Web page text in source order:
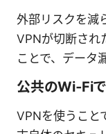
外部リスクを減
VPNが切断され
ことで、データ
公共のWi‑Fi
VPNを使うこと